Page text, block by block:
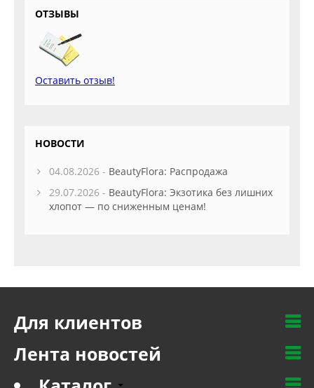
ОТЗЫВЫ
Оставить отзыв!
НОВОСТИ
04.08.2026 - BeautyFlora: Распродажа
29.07.2026 - BeautyFlora: Экзотика без лишних
хлопот — по сниженным ценам!
Для клиентов
Лента новостей